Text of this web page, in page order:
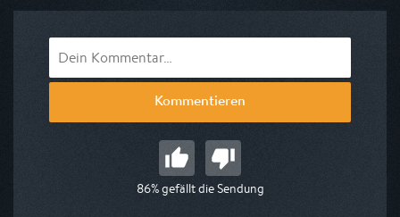
Kommentieren
86% gefällt die Sendung